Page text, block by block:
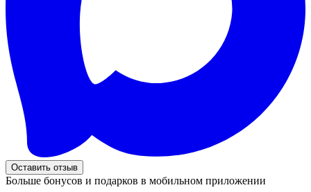
Оставить отзыв
Больше бонусов и подарков в мобильном приложении